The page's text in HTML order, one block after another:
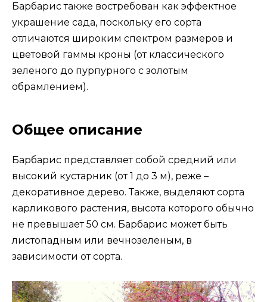
Барбарис также востребован как эффектное
украшение сада, поскольку его сорта
отличаются широким спектром размеров и
цветовой гаммы кроны (от классического
зеленого до пурпурного с золотым
обрамлением).
Общее описание
Барбарис представляет собой средний или
высокий кустарник (от 1 до 3 м), реже –
декоративное дерево. Также, выделяют сорта
карликового растения, высота которого обычно
не превышает 50 см. Барбарис может быть
листопадным или вечнозеленым, в
зависимости от сорта.